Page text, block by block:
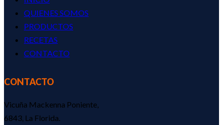
QUIENES SOMOS
PRODUCTOS
RECETAS
CONTACTO
CONTACTO
Vicuña Mackenna Poniente,
6843, La Florida.